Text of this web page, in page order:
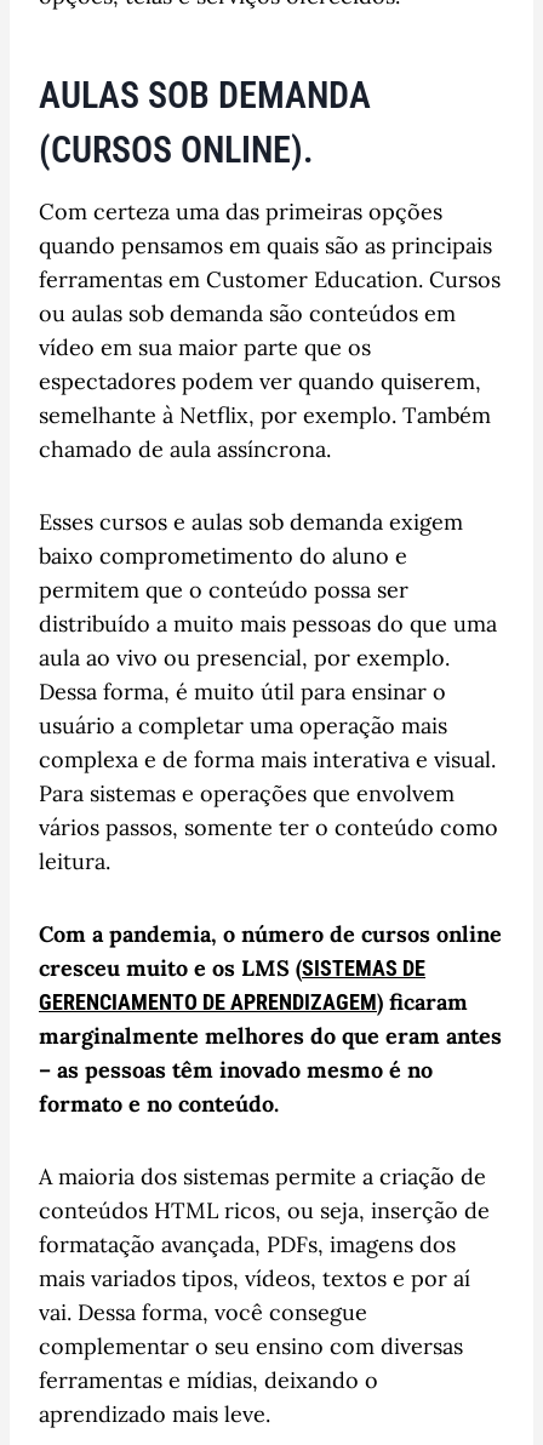
AULAS SOB DEMANDA
(CURSOS ONLINE).
Com certeza uma das primeiras opções
quando pensamos em quais são as principais
ferramentas em Customer Education. Cursos
ou aulas sob demanda são conteúdos em
vídeo em sua maior parte que os
espectadores podem ver quando quiserem,
semelhante à Netflix, por exemplo. Também
chamado de aula assíncrona.
Esses cursos e aulas sob demanda exigem
baixo comprometimento do aluno e
permitem que o conteúdo possa ser
distribuído a muito mais pessoas do que uma
aula ao vivo ou presencial, por exemplo.
Dessa forma, é muito útil para ensinar o
usuário a completar uma operação mais
complexa e de forma mais interativa e visual.
Para sistemas e operações que envolvem
vários passos, somente ter o conteúdo como
leitura.
Com a pandemia, o número de cursos online
cresceu muito e os LMS (SISTEMAS DE
GERENCIAMENTO DE APRENDIZAGEM) ficaram
marginalmente melhores do que eram antes
– as pessoas têm inovado mesmo é no
formato e no conteúdo.
A maioria dos sistemas permite a criação de
conteúdos HTML ricos, ou seja, inserção de
formatação avançada, PDFs, imagens dos
mais variados tipos, vídeos, textos e por aí
vai. Dessa forma, você consegue
complementar o seu ensino com diversas
ferramentas e mídias, deixando o
aprendizado mais leve.